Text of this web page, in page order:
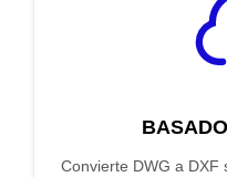
Convierte DWG a DXF